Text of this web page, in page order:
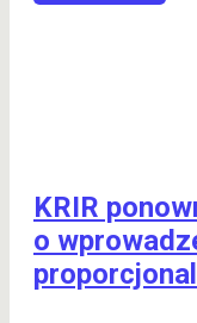
KRIR
o